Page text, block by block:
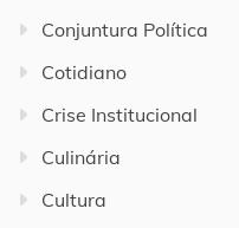
Conjuntura Política
Cotidiano
Crise Institucional
Culinária
Cultura